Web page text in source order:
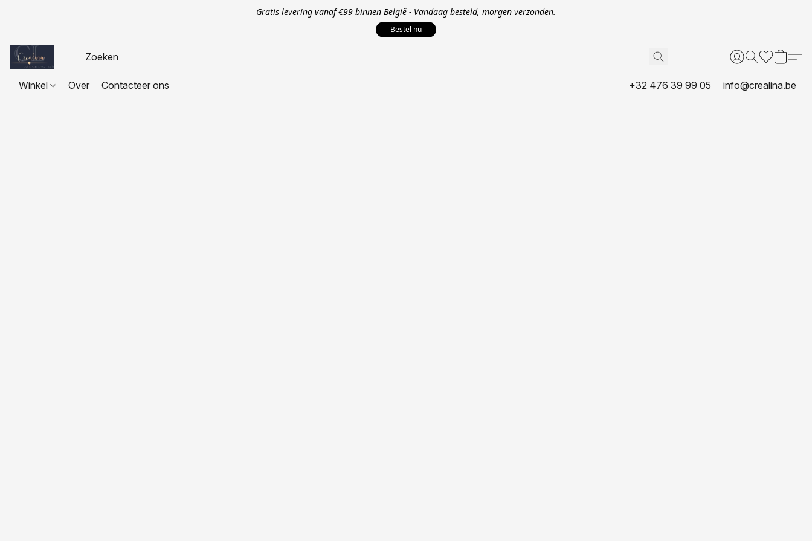
Gratis levering vanaf €99 binnen België - Vandaag besteld, morgen verzonden.
Bestel nu
Winkel Over Contacteer ons +32 476 39 99 05 info@crealina.be